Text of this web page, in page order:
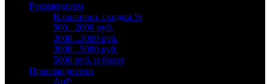
Рекомендуем
В наличии, скидки %
900...2000 руб.
2000...3000 руб.
3000...5000 руб.
5000 руб. и более
Производители
АиР